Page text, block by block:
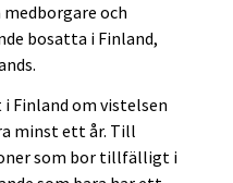
medborgare och
bosatta i Finland,
Finland om vistelsen
minst ett år. Till
som bor tillfälligt i